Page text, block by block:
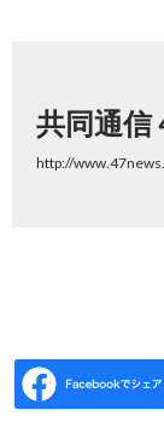
共同通信
http://